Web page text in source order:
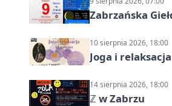
Zabrzańska
10 sierpnia 2026, 18:00
Joga i
14 sierpnia 2026, 18:00
ℤ w Zabrzu